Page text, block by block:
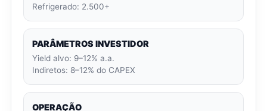
Refrigerado: 2.500+
PARÂMETROS INVESTIDOR
Yield alvo: 9–12% a.a.
Indiretos: 8–12% do CAPEX
OPERAÇÃO